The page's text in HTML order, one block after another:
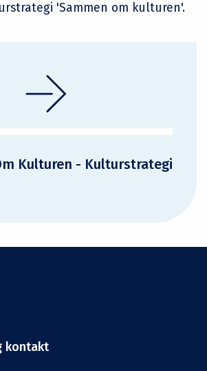
'Sammen om kulturen'.
Kulturen - Kulturstrategi
kontakt